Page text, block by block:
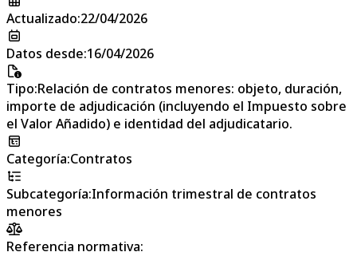
Actualizado:22/04/2026
Datos desde:16/04/2026
Tipo:Relación de contratos menores: objeto, duración,
importe de adjudicación (incluyendo el Impuesto sobre
el Valor Añadido) e identidad del adjudicatario.
Categoría:Contratos
Subcategoría:Información trimestral de contratos
menores
Referencia normativa: